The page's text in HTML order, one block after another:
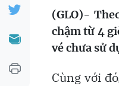
(GLO)-
chậm từ 4
vé chưa sử
Cùng với